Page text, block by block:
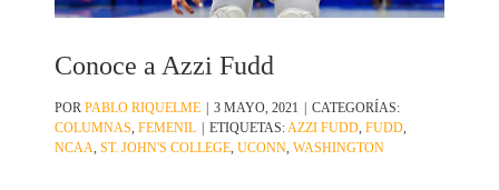
Conoce a Azzi Fudd
PORPABLO RIQUELME | 3 MAYO, 2021 | CATEGORÍAS:
COLUMNAS ,FEMENIL | ETIQUETAS: AZZI FUDD ,FUDD
NCAA ,ST. JOHN'S COLLEGE ,UCONN ,WASHINGTON